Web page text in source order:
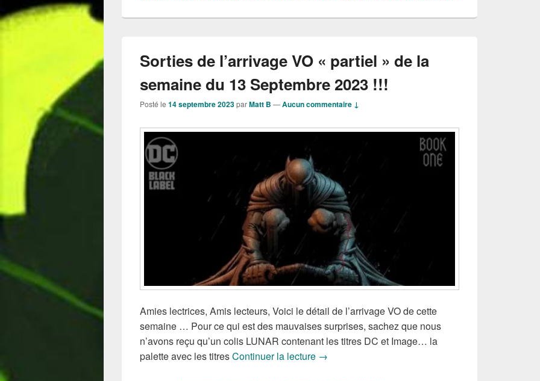
Sorties de l’arrivage VO « partiel » de la
semaine du 13 Septembre 2023 !!!
Posté le 14 septembre 2023parMatt B —Aucun commentaire ↓
Amies lectrices, Amis lecteurs, Voici le détail de l’arrivage VO de cette
semaine … Pour ce qui est des mauvaises surprises, sachez que nous
n’avons reçu qu’un colis LUNAR contenant les titres DC et Image… la
palette avec les titresContinuer la lecture Sorties de l’arrivage VO « partiel » de la semaine du
→